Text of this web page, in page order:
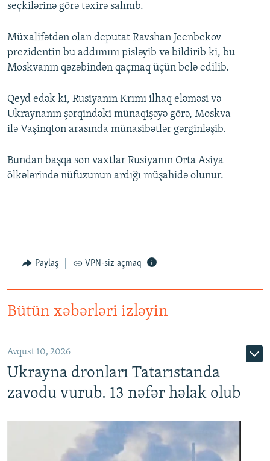
seçkilərinə görə təxirə salınıb.
Müxalifətdən olan deputat Ravshan Jeenbekov
prezidentin bu addımını pisləyib və bildirib ki, bu
Moskvanın qəzəbindən qaçmaq üçün belə edilib.
Qeyd edək ki, Rusiyanın Krımı ilhaq eləməsi və
Ukraynanın şərqindəki münaqişəyə görə, Moskva
ilə Vaşinqton arasında münasibətlər gərginləşib.
Bundan başqa son vaxtlar Rusiyanın Orta Asiya
ölkələrində nüfuzunun ardığı müşahidə olunur.
Paylaş VPN-siz açmaq
Bütün xəbərləri izləyin
Avqust 10, 2026
Ukrayna dronları Tatarıstanda
zavodu vurub. 13 nəfər həlak olub